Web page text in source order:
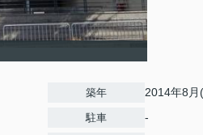
築年 2014年8月
駐車 -